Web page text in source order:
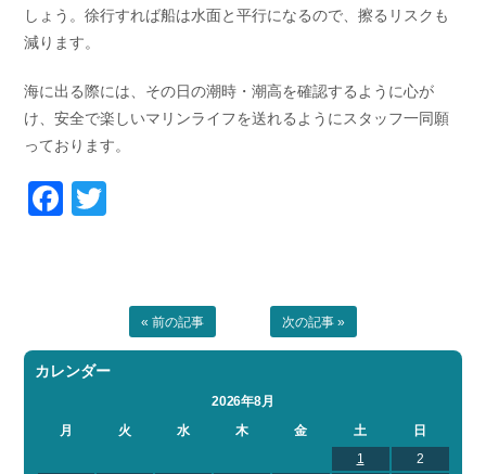
しょう。徐行すれば船は水面と平行になるので、擦るリスクも
減ります。
海に出る際には、その日の潮時・潮高を確認するように心が
け、安全で楽しいマリンライフを送れるようにスタッフ一同願
っております。
Facebook
« 前の記事 次の記事 »
カレンダー
2026年8月
月
火 水 木 金 土
日
1
2